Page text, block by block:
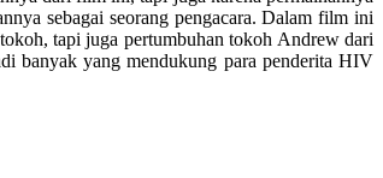
sebagai seorang pengacara. Dalam film ini
tapi juga pertumbuhan tokoh Andrew dari
banyak yang mendukung para penderita HIV